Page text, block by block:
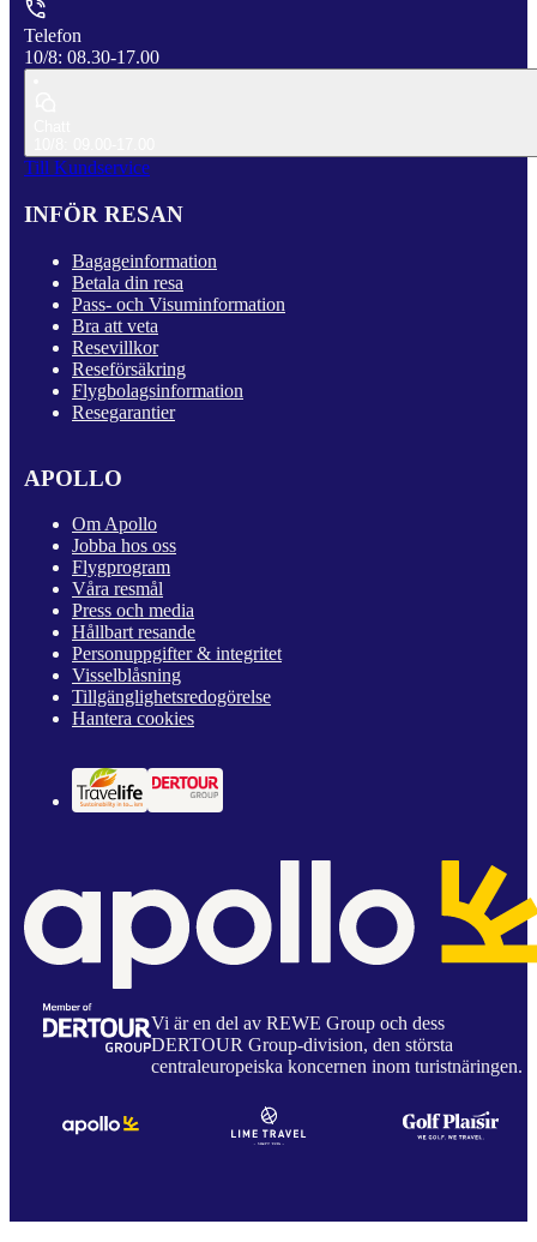
Telefon
10/8: 08.30-17.00
Till Kundservice
INFÖR RESAN
Bagageinformation
Betala din resa
Pass- och Visuminformation
Bra att veta
Resevillkor
Reseförsäkring
Flygbolagsinformation
Resegarantier
APOLLO
Om Apollo
Jobba hos oss
Flygprogram
Våra resmål
Press och media
Hållbart resande
Personuppgifter & integritet
Visselblåsning
Tillgänglighetsredogörelse
Hantera cookies
Vi är en del av REWE Group och dess
DERTOUR Group-division, den största
centraleuropeiska koncernen inom turistnäringen.